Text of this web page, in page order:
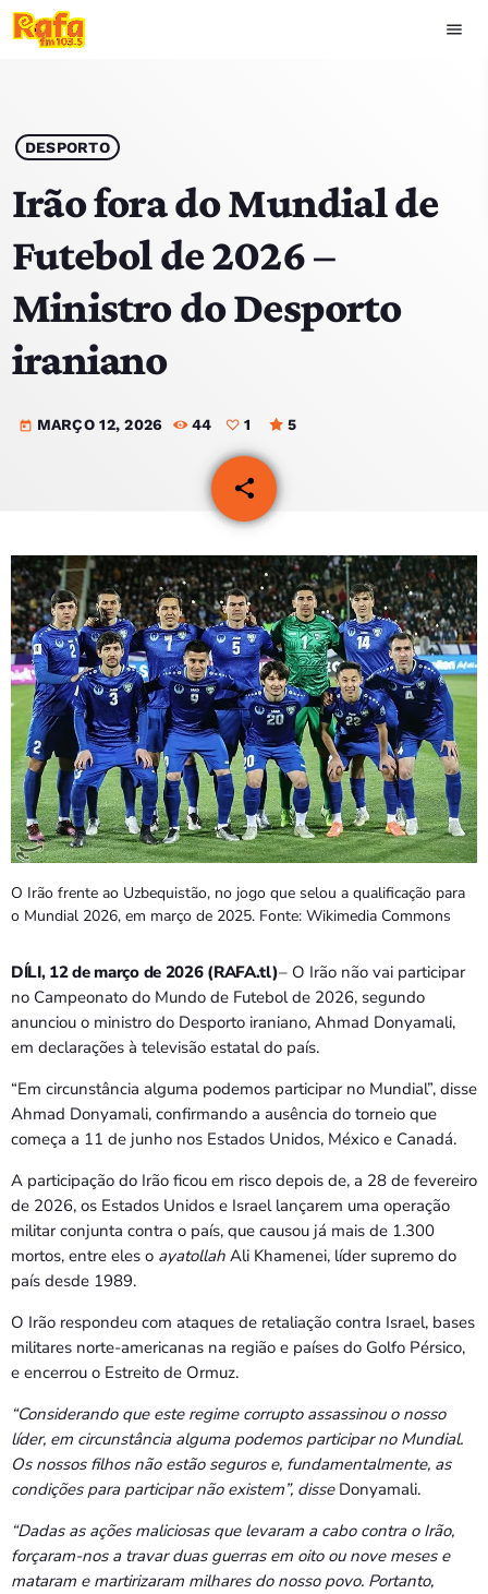
menu
play_arrow OUVIR RAFA
HOME
NOTÍCIAS
EQUIPA
TOP 15
VIDEOS
EVENTOS
CONTACTOS
PORTUGUÊS keyboard_arrow_down
TÉTUM
PORTUGUÊS
PRÓXIMOS PROGRAMAS
7:00 AM - 9:00 AM
Bom dia RAFA
7:00 AM - 10:00 AM
DESPORTO
Irão fora do Mundial de
Futebol de 2026 –
Ministro do Desporto
iraniano
today MARÇO 12, 2026 44 1 5
share
email
O Irão frente ao Uzbequistão, no jogo que selou a qualificação para
o Mundial 2026, em março de 2025. Fonte: Wikimedia Commons
DÍLI, 12 de março de 2026 (RAFA.tl)– O Irão não vai participar
no Campeonato do Mundo de Futebol de 2026, segundo
anunciou o ministro do Desporto iraniano, Ahmad Donyamali,
em declarações à televisão estatal do país.
“Em circunstância alguma podemos participar no Mundial”, disse
Ahmad Donyamali, confirmando a ausência do torneio que
começa a 11 de junho nos Estados Unidos, México e Canadá.
A participação do Irão ficou em risco depois de, a 28 de fevereiro
de 2026, os Estados Unidos e Israel lançarem uma operação
militar conjunta contra o país, que causou já mais de 1.300
mortos, entre eles o ayatollah Ali Khamenei, líder supremo do
país desde 1989.
O Irão respondeu com ataques de retaliação contra Israel, bases
militares norte-americanas na região e países do Golfo Pérsico,
e encerrou o Estreito de Ormuz.
“Considerando que este regime corrupto assassinou o nosso
líder, em circunstância alguma podemos participar no Mundial.
Os nossos filhos não estão seguros e, fundamentalmente, as
condições para participar não existem”, disse Donyamali.
“Dadas as ações maliciosas que levaram a cabo contra o Irão,
forçaram-nos a travar duas guerras em oito ou nove meses e
mataram e martirizaram milhares do nosso povo. Portanto,